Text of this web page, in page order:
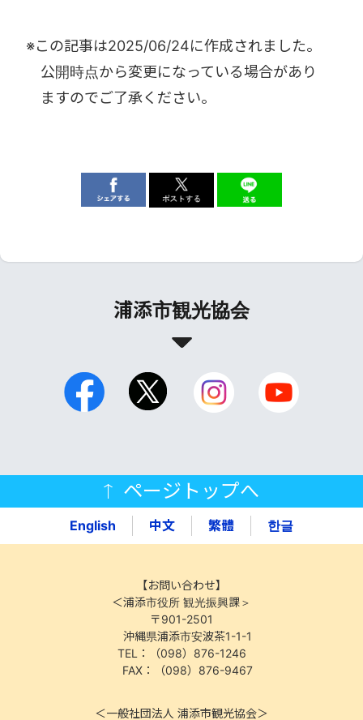
※この記事は2025/06/24に作成されました。
公開時点から変更になっている場合があり
ますのでご了承ください。
浦添市観光協会
ページトップへ
English 中文 繁體 한글
【お問い合わせ】
＜浦添市役所 観光振興課＞
〒901-2501
沖縄県浦添市安波茶1-1-1
TEL：（098）876-1246
FAX：（098）876-9467
＜一般社団法人 浦添市観光協会＞